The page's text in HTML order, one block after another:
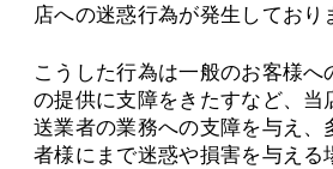
店への迷惑行為が発生しており
こうした行為は一般のお客様へ
の提供に支障をきたすなど、当
送業者の業務への支障を与え、
者様にまで迷惑や損害を与える